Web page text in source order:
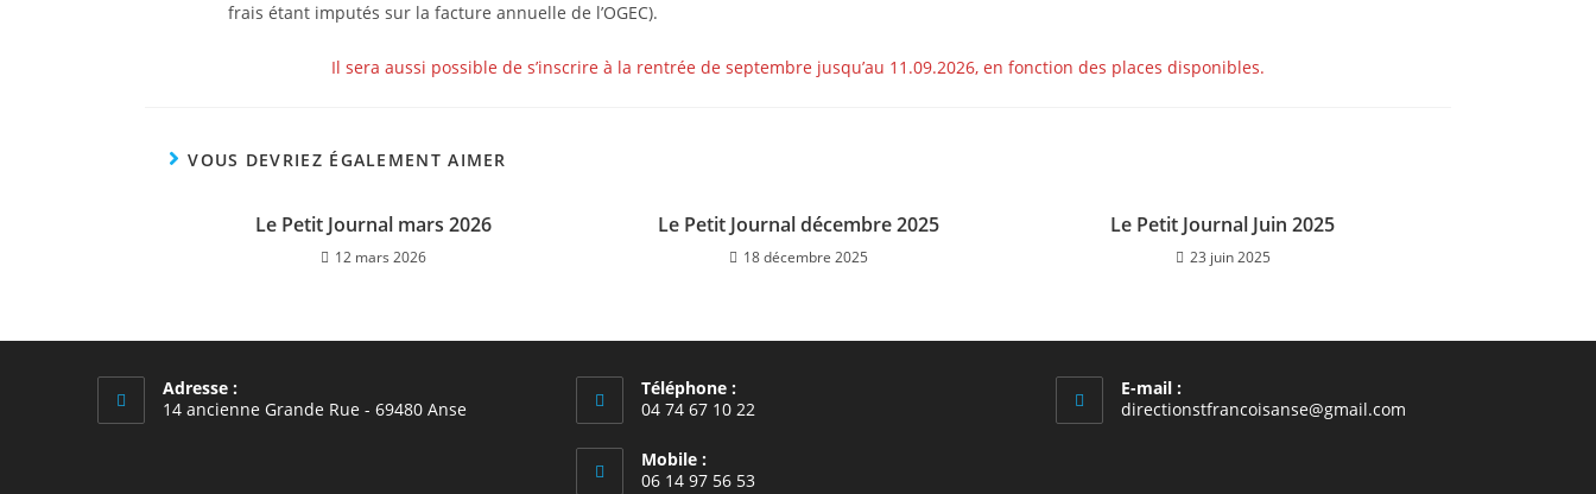
frais étant imputés sur la facture annuelle de l’OGEC).
Il sera aussi possible de s’inscrire à la rentrée de septembre jusqu’au 11.09.2026, en fonction des places disponibles.
VOUS DEVRIEZ ÉGALEMENT AIMER
Le Petit Journal mars 2026
12 mars 2026
Le Petit Journal décembre 2025
18 décembre 2025
Le Petit Journal Juin 2025
23 juin 2025
Adresse :
14 ancienne Grande Rue - 69480 Anse
Téléphone :
04 74 67 10 22
Mobile :
06 14 97 56 53
E-mail :
directionstfrancoisanse@gmail.comS’ouvre